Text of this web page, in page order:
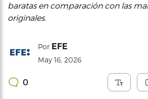
baratas en comparación con las
originales.
Por EFE
May 16, 2026
0